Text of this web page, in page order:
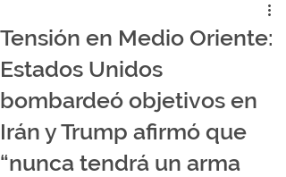
Tensión en Medio Oriente:
Estados Unidos
bombardeó objetivos en
Irán y Trump afirmó que
“nunca tendrá un arma